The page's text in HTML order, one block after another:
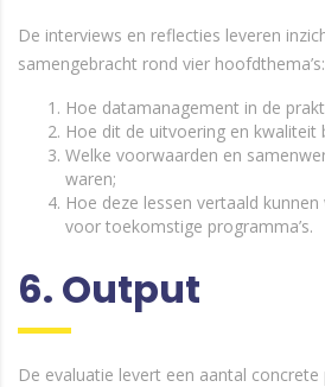
De interviews en reflecties leveren
samengebracht rond vier hoofdthema’s:
Hoe datamanagement in de
Hoe dit de uitvoering en kwaliteit
Welke voorwaarden en
waren;
Hoe deze lessen vertaald
voor toekomstige programma’s.
6. Output
De evaluatie levert een aantal